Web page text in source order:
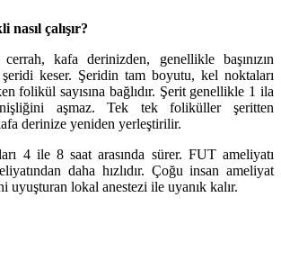
çalışır?
kafa derinizden, genellikle başınızın
keser. Şeridin tam boyutu, kel noktaları
folikül sayısına bağlıdır. Şerit genellikle 1 ila
aşmaz. Tek tek foliküller şeritten
derinize yeniden yerleştirilir.
4 ile 8 saat arasında sürer. FUT ameliyatı
daha hızlıdır. Çoğu insan ameliyat
uyuşturan lokal anestezi ile uyanık kalır.